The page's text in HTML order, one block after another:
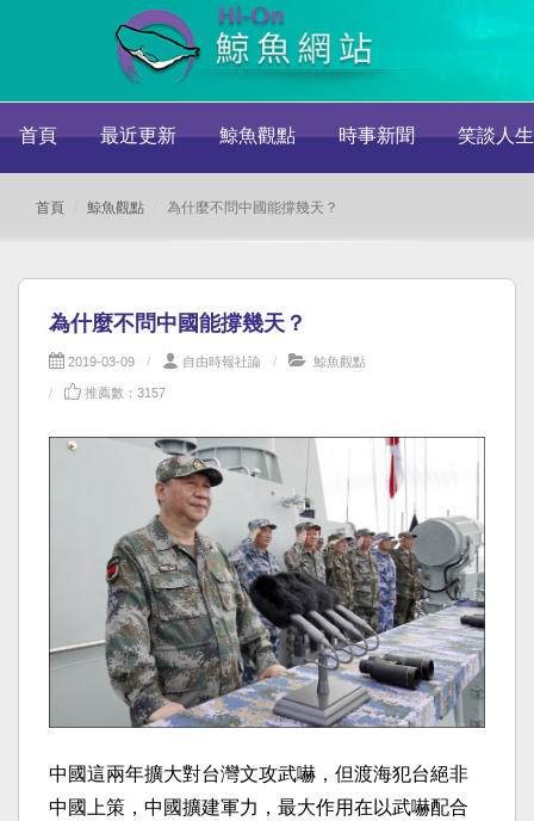
首頁 最近更新 鯨魚觀點 時事新聞 笑談人生
首頁 鯨魚觀點 為什麼不問中國能撐幾天？
為什麼不問中國能撐幾天？
2019-03-09 自由時報社論 鯨魚觀點
推薦數：3157
中國這兩年擴大對台灣文攻武嚇，但渡海犯台絕非
中國上策，中國擴建軍力，最大作用在以武嚇配合